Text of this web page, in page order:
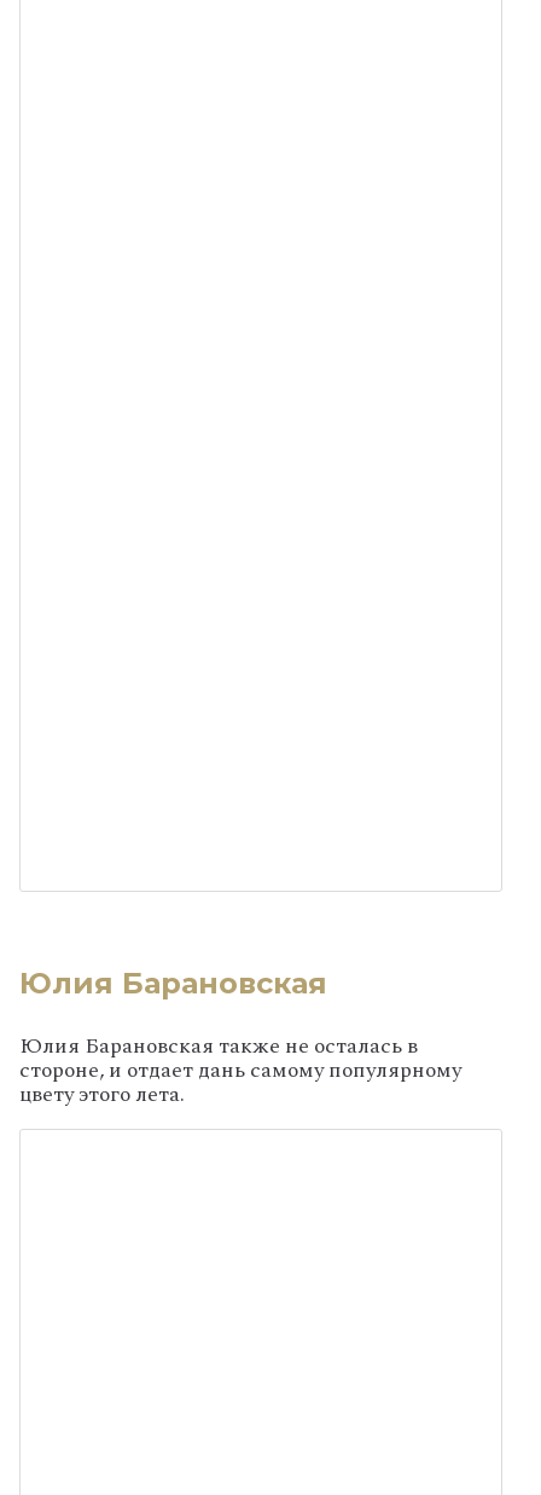
Юлия Барановская
Юлия Барановская также не осталась в
стороне, и отдает дань самому популярному
цвету этого лета.